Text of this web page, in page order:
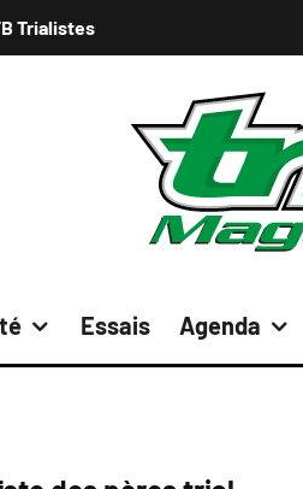
Trialistes
Essais Agenda